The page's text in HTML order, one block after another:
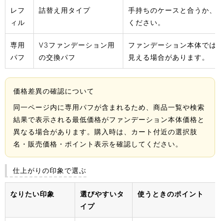
レフ
ィル
詰替え用タイプ
手持ちのケースと合うか、
ください。
専用
パフ
V3ファンデーション用
の交換パフ
ファンデーション本体で
見える場合があります。
価格差異の確認について
同一ページ内に専用パフが含まれるため、商品一覧や検索
結果で表示される最低価格がファンデーション本体価格と
異なる場合があります。購入時は、カート付近の選択肢
名・販売価格・ポイント表示を確認してください。
仕上がりの印象で選ぶ
なりたい印象
選びやすいタ
イプ
使うときのポイント